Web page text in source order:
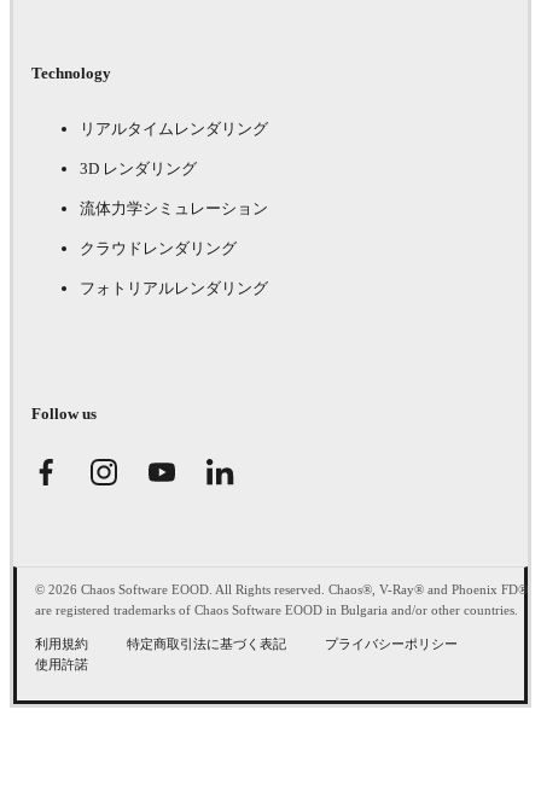
Technology
リアルタイムレンダリング
3D レンダリング
流体力学シミュレーション
クラウドレンダリング
フォトリアルレンダリング
Follow us
© 2026 Chaos Software EOOD. All Rights reserved. Chaos®, V-Ray® and Phoenix FD®
are registered trademarks of Chaos Software EOOD in Bulgaria and/or other countries.
利用規約 特定商取引法に基づく表記
プライバシーポリシー
使用許諾